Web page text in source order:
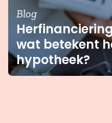
Blog
wat betekent
hypotheek?